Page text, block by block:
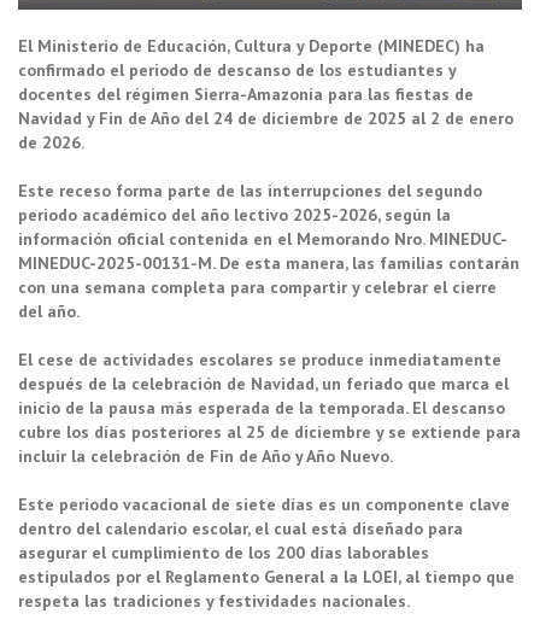
El Ministerio de Educación, Cultura y Deporte (MINEDEC) ha
confirmado el periodo de descanso de los estudiantes y
docentes del régimen Sierra-Amazonía para las fiestas de
Navidad y Fin de Año del 24 de diciembre de 2025 al 2 de enero
de 2026.
Este receso forma parte de las interrupciones del segundo
periodo académico del año lectivo 2025-2026, según la
información oficial contenida en el Memorando Nro. MINEDUC-
MINEDUC-2025-00131-M. De esta manera, las familias contarán
con una semana completa para compartir y celebrar el cierre
del año.
El cese de actividades escolares se produce inmediatamente
después de la celebración de Navidad, un feriado que marca el
inicio de la pausa más esperada de la temporada. El descanso
cubre los días posteriores al 25 de diciembre y se extiende para
incluir la celebración de Fin de Año y Año Nuevo.
Este periodo vacacional de siete días es un componente clave
dentro del calendario escolar, el cual está diseñado para
asegurar el cumplimiento de los 200 días laborables
estipulados por el Reglamento General a la LOEI, al tiempo que
respeta las tradiciones y festividades nacionales.